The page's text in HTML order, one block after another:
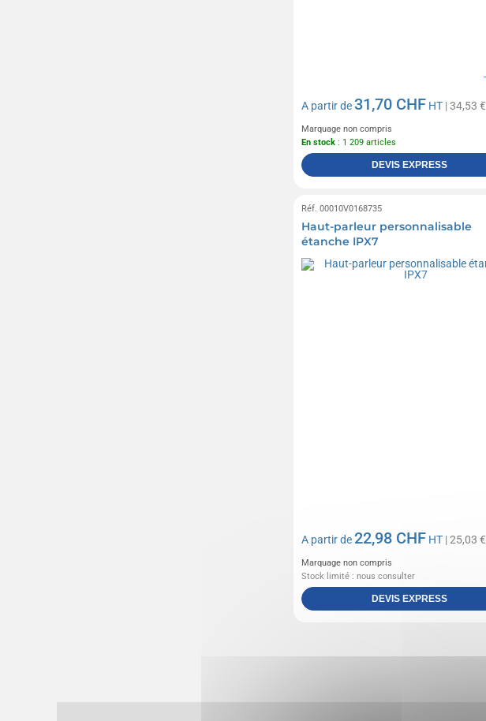
A partir de31,70 CHF HT | 34,53 €
Marquage non compris
En stock : 1 209 articles
DEVIS EXPRESS
Réf. 00010V0168735
Haut-parleur personnalisable
étanche IPX7
A partir de22,98 CHF HT | 25,03 €
Marquage non compris
Stock limité : nous consulter
DEVIS EXPRESS